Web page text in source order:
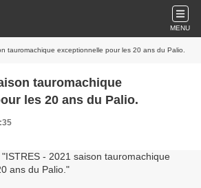
MENU
tauromachique exceptionnelle pour les 20 ans du Palio.
tauromachique
les 20 ans du Palio.